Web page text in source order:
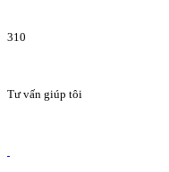
310
Tư vấn giúp tôi